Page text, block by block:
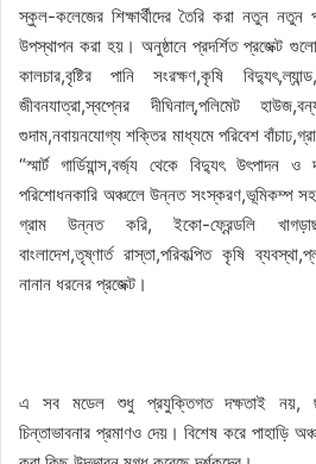
স্কুল-কলেজের শিক্ষার্থীদের তৈরি করা নতুন নতুন
উপস্থাপন করা হয়। অনুষ্ঠানে প্রদর্শিত প্রজেক্ট
কালচার,বৃষ্টির পানি সংরক্ষণ,কৃষি
জীবনযাত্রা,স্বপ্নের দীঘিনাল্,পলিমেট
গুদাম,নবায়নযোগ্য শক্তির মাধ্যমে পরিবেশ
“স্মার্ট গার্ডিয়ান্স,বর্জ্য থেকে বিদ্যুৎ
পরিশোধনকারি অঞ্চলেে উন্নত সংস্করণ,ভূমিকম্প
গ্রাম উন্নত করি, ইকো-ফ্রেন্ডলি
বাংলাদেশ,তৃষ্ণার্ত রাস্তা,পরিকল্পিত কৃষি
নানান ধরনের প্রজেক্ট।
এ সব মডেল শুধু প্রযুক্তিগত দক্ষতাই নয়,
চিন্তাভাবনার প্রমাণও দেয়। বিশেষ করে পাহাড়ি